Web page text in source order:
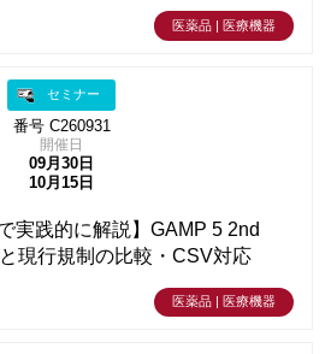
医薬品 | 医療機器
セミナー
番号 C260931
開催日
09月30日
10月15日
実践的に解説】GAMP 5 2nd
現行規制の比較・CSV対応
医薬品 | 医療機器